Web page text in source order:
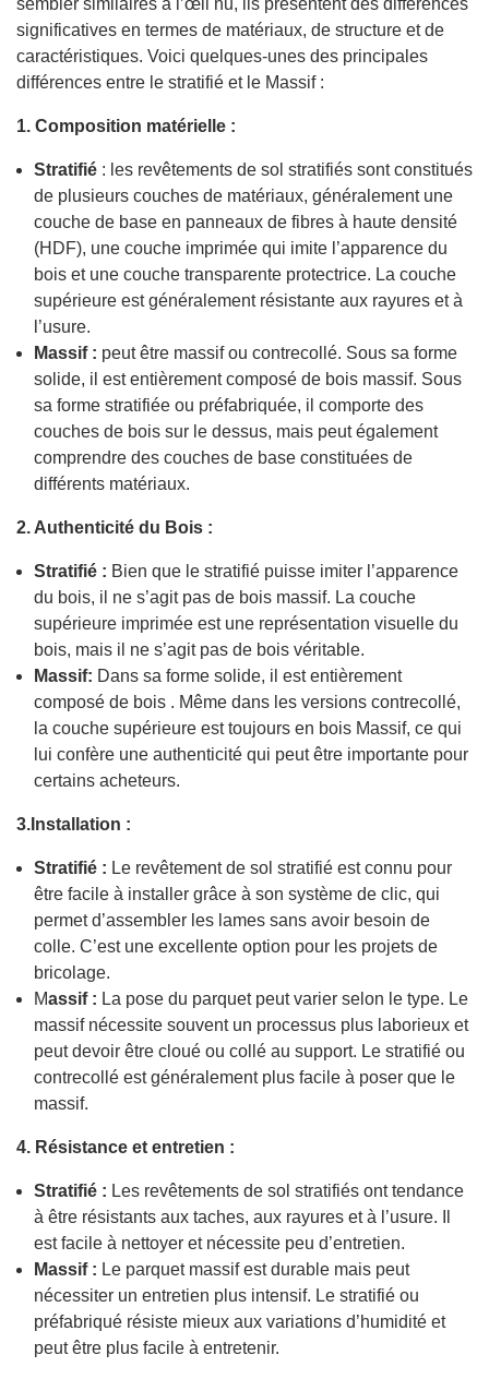
significatives en termes de matériaux, de structure et de
caractéristiques. Voici quelques-unes des principales
différences entre le stratifié et le Massif :
1. Composition matérielle :
Stratifié : les revêtements de sol stratifiés sont constitués
de plusieurs couches de matériaux, généralement une
couche de base en panneaux de fibres à haute densité
(HDF), une couche imprimée qui imite l’apparence du
bois et une couche transparente protectrice. La couche
supérieure est généralement résistante aux rayures et à
l’usure.
Massif : peut être massif ou contrecollé. Sous sa forme
solide, il est entièrement composé de bois massif. Sous
sa forme stratifiée ou préfabriquée, il comporte des
couches de bois sur le dessus, mais peut également
comprendre des couches de base constituées de
différents matériaux.
2. Authenticité du Bois :
Stratifié : Bien que le stratifié puisse imiter l’apparence
du bois, il ne s’agit pas de bois massif. La couche
supérieure imprimée est une représentation visuelle du
bois, mais il ne s’agit pas de bois véritable.
Massif: Dans sa forme solide, il est entièrement
composé de bois . Même dans les versions contrecollé,
la couche supérieure est toujours en bois Massif, ce qui
lui confère une authenticité qui peut être importante pour
certains acheteurs.
3.Installation :
Stratifié : Le revêtement de sol stratifié est connu pour
être facile à installer grâce à son système de clic, qui
permet d’assembler les lames sans avoir besoin de
colle. C’est une excellente option pour les projets de
bricolage.
Massif : La pose du parquet peut varier selon le type. Le
massif nécessite souvent un processus plus laborieux et
peut devoir être cloué ou collé au support. Le stratifié ou
contrecollé est généralement plus facile à poser que le
massif.
4. Résistance et entretien :
Stratifié : Les revêtements de sol stratifiés ont tendance
à être résistants aux taches, aux rayures et à l’usure. Il
est facile à nettoyer et nécessite peu d’entretien.
Massif : Le parquet massif est durable mais peut
nécessiter un entretien plus intensif. Le stratifié ou
préfabriqué résiste mieux aux variations d’humidité et
peut être plus facile à entretenir.